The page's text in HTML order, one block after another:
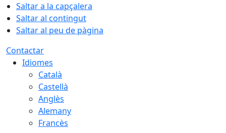
Saltar a la capçalera
Saltar al contingut
Saltar al peu de pàgina
Contactar
Idiomes
Català
Castellà
Anglès
Alemany
Francès